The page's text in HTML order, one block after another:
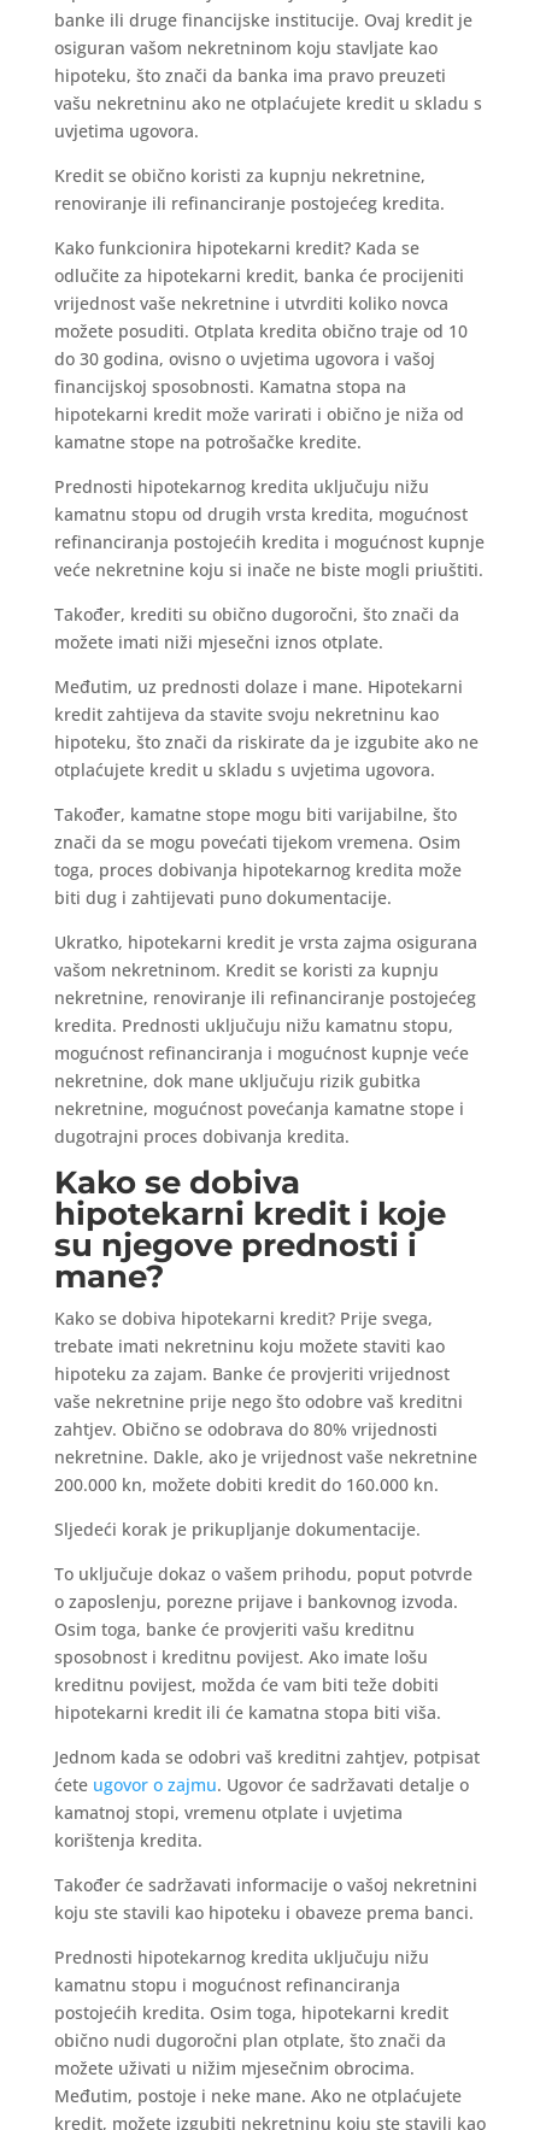
banke ili druge financijske institucije. Ovaj kredit je
osiguran vašom nekretninom koju stavljate kao
hipoteku, što znači da banka ima pravo preuzeti
vašu nekretninu ako ne otplaćujete kredit u skladu s
uvjetima ugovora.
Kredit se obično koristi za kupnju nekretnine,
renoviranje ili refinanciranje postojećeg kredita.
Kako funkcionira hipotekarni kredit? Kada se
odlučite za hipotekarni kredit, banka će procijeniti
vrijednost vaše nekretnine i utvrditi koliko novca
možete posuditi. Otplata kredita obično traje od 10
do 30 godina, ovisno o uvjetima ugovora i vašoj
financijskoj sposobnosti. Kamatna stopa na
hipotekarni kredit može varirati i obično je niža od
kamatne stope na potrošačke kredite.
Prednosti hipotekarnog kredita uključuju nižu
kamatnu stopu od drugih vrsta kredita, mogućnost
refinanciranja postojećih kredita i mogućnost kupnje
veće nekretnine koju si inače ne biste mogli priuštiti.
Također, krediti su obično dugoročni, što znači da
možete imati niži mjesečni iznos otplate.
Međutim, uz prednosti dolaze i mane. Hipotekarni
kredit zahtijeva da stavite svoju nekretninu kao
hipoteku, što znači da riskirate da je izgubite ako ne
otplaćujete kredit u skladu s uvjetima ugovora.
Također, kamatne stope mogu biti varijabilne, što
znači da se mogu povećati tijekom vremena. Osim
toga, proces dobivanja hipotekarnog kredita može
biti dug i zahtijevati puno dokumentacije.
Ukratko, hipotekarni kredit je vrsta zajma osigurana
vašom nekretninom. Kredit se koristi za kupnju
nekretnine, renoviranje ili refinanciranje postojećeg
kredita. Prednosti uključuju nižu kamatnu stopu,
mogućnost refinanciranja i mogućnost kupnje veće
nekretnine, dok mane uključuju rizik gubitka
nekretnine, mogućnost povećanja kamatne stope i
dugotrajni proces dobivanja kredita.
Kako se dobiva
hipotekarni kredit i koje
su njegove prednosti i
mane?
Kako se dobiva hipotekarni kredit? Prije svega,
trebate imati nekretninu koju možete staviti kao
hipoteku za zajam. Banke će provjeriti vrijednost
vaše nekretnine prije nego što odobre vaš kreditni
zahtjev. Obično se odobrava do 80% vrijednosti
nekretnine. Dakle, ako je vrijednost vaše nekretnine
200.000 kn, možete dobiti kredit do 160.000 kn.
Sljedeći korak je prikupljanje dokumentacije.
To uključuje dokaz o vašem prihodu, poput potvrde
o zaposlenju, porezne prijave i bankovnog izvoda.
Osim toga, banke će provjeriti vašu kreditnu
sposobnost i kreditnu povijest. Ako imate lošu
kreditnu povijest, možda će vam biti teže dobiti
hipotekarni kredit ili će kamatna stopa biti viša.
Jednom kada se odobri vaš kreditni zahtjev, potpisat
ćete ugovor o zajmu. Ugovor će sadržavati detalje o
kamatnoj stopi, vremenu otplate i uvjetima
korištenja kredita.
Također će sadržavati informacije o vašoj nekretnini
koju ste stavili kao hipoteku i obaveze prema banci.
Prednosti hipotekarnog kredita uključuju nižu
kamatnu stopu i mogućnost refinanciranja
postojećih kredita. Osim toga, hipotekarni kredit
obično nudi dugoročni plan otplate, što znači da
možete uživati ​​u nižim mjesečnim obrocima.
Međutim, postoje i neke mane. Ako ne otplaćujete
kredit, možete izgubiti nekretninu koju ste stavili kao